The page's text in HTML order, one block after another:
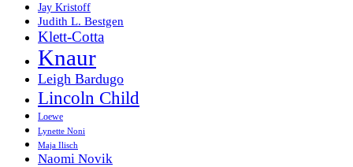
Jay Kristoff
Judith L. Bestgen
Klett-Cotta
Knaur
Leigh Bardugo
Lincoln Child
Loewe
Lynette Noni
Maja Ilisch
Naomi Novik